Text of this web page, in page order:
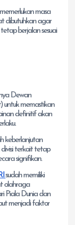
masa
dibutuhkan agar
berjalan sesuai
Dewan
untuk memastikan
definitif akan
keberlanjutan
divisi terkait tetap
signifikan.
sudah memiliki
olahraga
Piala Dunia dan
menjadi faktor